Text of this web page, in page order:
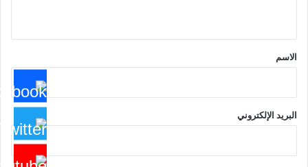
*
الاسم
البريد الإلكتروني